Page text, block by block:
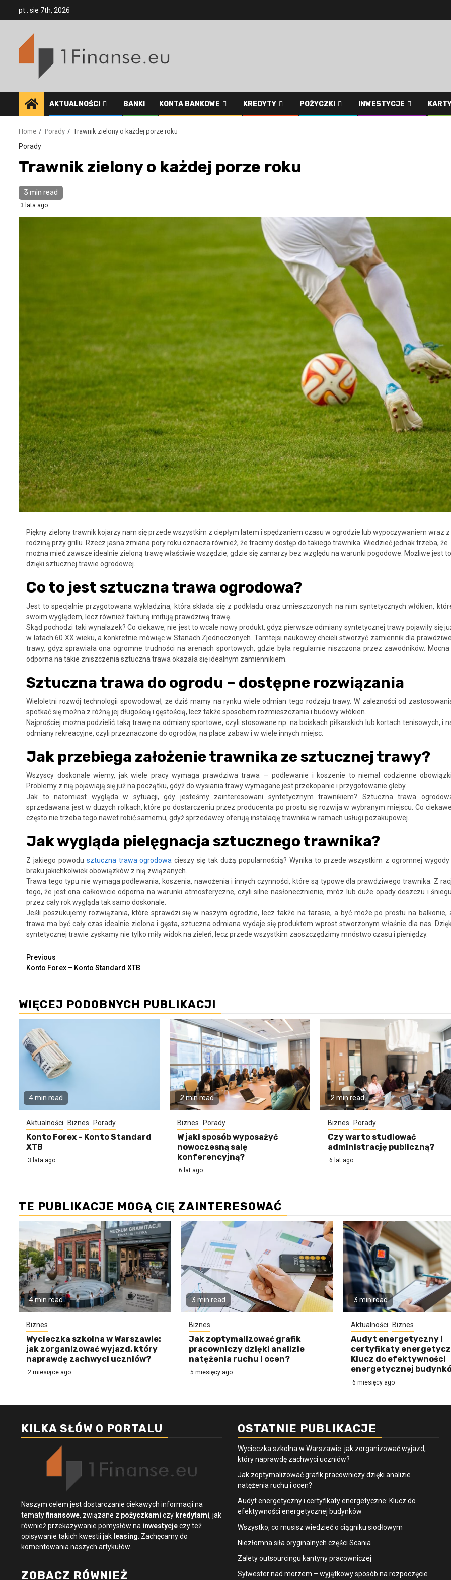
pt.. sie 7th, 2026
AKTUALNOŚCI BANKI KONTA BANKOWE KREDYTY POŻYCZKI INWESTYCJE
Home Porady Trawnik zielony o każdej porze roku
Porady
Trawnik zielony o każdej porze roku
3 min read
3 lata ago
Piękny zielony trawnik kojarzy nam się przede wszystkim z ciepłym latem i spędzaniem czasu w ogrodzie lub wypoczywaniem wraz z
rodziną przy grillu. Rzecz jasna zmiana pory roku oznacza również, że tracimy dostęp do takiego trawnika. Wiedzieć jednak trzeba, że
można mieć zawsze idealnie zieloną trawę właściwie wszędzie, gdzie się zamarzy bez względu na warunki pogodowe. Możliwe jest to
dzięki sztucznej trawie ogrodowej.
Co to jest sztuczna trawa ogrodowa?
Jest to specjalnie przygotowana wykładzina, która składa się z podkładu oraz umieszczonych na nim syntetycznych włókien,
swoim wyglądem, lecz również fakturą imitują prawdziwą trawę.
Skąd pochodzi taki wynalazek? Co ciekawe, nie jest to wcale nowy produkt, gdyż pierwsze odmiany syntetycznej trawy pojawiły się
w latach 60 XX wieku, a konkretnie mówiąc w Stanach Zjednoczonych. Tamtejsi naukowcy chcieli stworzyć zamiennik dla
trawy, gdyż sprawiała ona ogromne trudności na arenach sportowych, gdzie była regularnie niszczona przez zawodników.
odporna na takie zniszczenia sztuczna trawa okazała się idealnym zamiennikiem.
Sztuczna trawa do ogrodu – dostępne rozwiązania
Wieloletni rozwój technologii spowodował, że dziś mamy na rynku wiele odmian tego rodzaju trawy. W zależności od
spotkać się można z różną jej długością i gęstością, lecz także sposobem rozmieszczania i budowy włókien.
Najprościej można podzielić taką trawę na odmiany sportowe, czyli stosowane np. na boiskach piłkarskich lub kortach tenisowych, i
odmiany rekreacyjne, czyli przeznaczone do ogrodów, na place zabaw i w wiele innych miejsc.
Jak przebiega założenie trawnika ze sztucznej trawy?
Wszyscy doskonale wiemy, jak wiele pracy wymaga prawdziwa trawa — podlewanie i koszenie to niemal codzienne
Problemy z nią pojawiają się już na początku, gdyż do wysiania trawy wymagane jest przekopanie i przygotowanie gleby.
Jak to natomiast wygląda w sytuacji, gdy jesteśmy zainteresowani syntetycznym trawnikiem? Sztuczna trawa
sprzedawana jest w dużych rolkach, które po dostarczeniu przez producenta po prostu się rozwija w wybranym miejscu. Co
często nie trzeba tego nawet robić samemu, gdyż sprzedawcy oferują instalację trawnika w ramach usługi pozakupowej.
Jak wygląda pielęgnacja sztucznego trawnika?
Z jakiego powodu sztuczna trawa ogrodowa cieszy się tak dużą popularnością? Wynika to przede wszystkim z ogromnej
braku jakichkolwiek obowiązków z nią związanych.
Trawa tego typu nie wymaga podlewania, koszenia, nawożenia i innych czynności, które są typowe dla prawdziwego trawnika. Z
tego, że jest ona całkowicie odporna na warunki atmosferyczne, czyli silne nasłonecznienie, mróz lub duże opady deszczu i
przez cały rok wygląda tak samo doskonale.
Jeśli poszukujemy rozwiązania, które sprawdzi się w naszym ogrodzie, lecz także na tarasie, a być może po prostu na balkonie,
trawa ma być cały czas idealnie zielona i gęsta, sztuczna odmiana wydaje się produktem wprost stworzonym właśnie dla nas.
syntetycznej trawie zyskamy nie tylko miły widok na zieleń, lecz przede wszystkim zaoszczędzimy mnóstwo czasu i pieniędzy.
Continue
Reading
Previous
Konto Forex – Konto Standard XTB
WIĘCEJ PODOBNYCH PUBLIKACJI
4 min read
Aktualności Biznes Porady
Konto Forex – Konto Standard
XTB
3 lata ago
2 min read
Biznes Porady
W jaki sposób wyposażyć
nowoczesną salę
konferencyjną?
6 lat ago
2 min read
Biznes Porady
Czy warto studiować
administrację publiczną?
6 lat ago
TE PUBLIKACJE MOGĄ CIĘ ZAINTERESOWAĆ
4 min read
Biznes
Wycieczka szkolna w Warszawie:
jak zorganizować wyjazd, który
naprawdę zachwyci uczniów?
2 miesiące ago
3 min read
Biznes
Jak zoptymalizować grafik
pracowniczy dzięki analizie
natężenia ruchu i ocen?
5 miesięcy ago
3 min read
Aktualności Biznes
Audyt energetyczny i
certyfikaty
Klucz do efektywności
energetycznej
6 miesięcy ago
KILKA SŁÓW O PORTALU
Naszym celem jest dostarczanie ciekawych informacji na
tematyfinansowe, związane z pożyczkami czy kredytami, jak
również przekazywanie pomysłów na inwestycjeczy też
opisywanie takich kwestii jak leasing . Zachęcamy do
komentowania naszych artykułów.
ZOBACZ RÓWNIEŻ
OSTATNIE PUBLIKACJE
Wycieczka szkolna w Warszawie: jak zorganizować wyjazd,
który naprawdę zachwyci uczniów?
Jak zoptymalizować grafik pracowniczy dzięki analizie
natężenia ruchu i ocen?
Audyt energetyczny i certyfikaty energetyczne: Klucz do
efektywności energetycznej budynków
Wszystko, co musisz wiedzieć o ciągniku siodłowym
Niezłomna siła oryginalnych części Scania
Zalety outsourcingu kantyny pracowniczej
Sylwester nad morzem – wyjątkowy sposób na rozpoczęcie